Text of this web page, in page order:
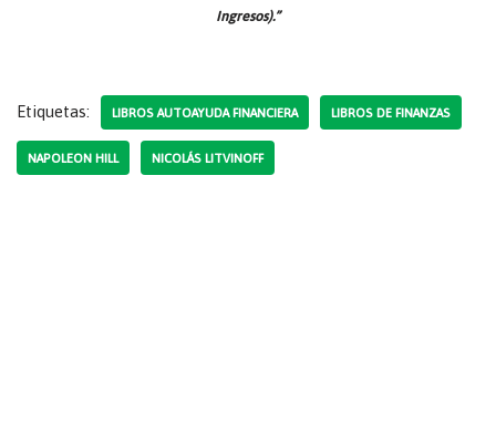
Ingresos).”
Etiquetas: LIBROS AUTOAYUDA FINANCIERA LIBROS DE FINANZAS
NAPOLEON HILL NICOLÁS LITVINOFF